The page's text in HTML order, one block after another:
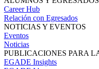
Career Hub
Relación con Egresados
NOTICIAS Y EVENTOS
Eventos
Noticias
PUBLICACIONES PARA
EGADE Insights